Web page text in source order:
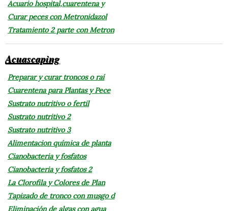
Acuario hospital,cuarentena y
Curar peces con Metronidazol
Tratamiento 2 parte con Metron
Acuascaping
Preparar y curar troncos o raí
Cuarentena para Plantas y Pece
Sustrato nutritivo o fertil
Sustrato nutritivo 2
Sustrato nutritivo 3
Alimentacion química de planta
Cianobacteria y fosfatos
Cianobacteria y fosfatos 2
La Clorofila y Colores de Plan
Tapizado de tronco con musgo d
Eliminación de algas con agua